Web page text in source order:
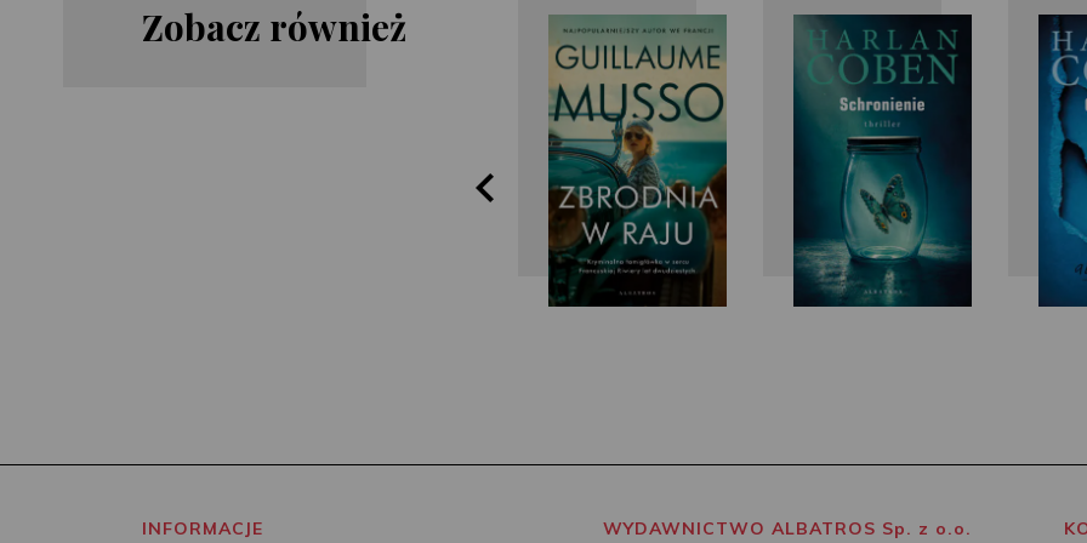
Zobacz również
James
Steve
Guillaume
Musso
Harlan
Coben
INFORMACJE WYDAWNICTWO ALBATROS Sp. z o.o.